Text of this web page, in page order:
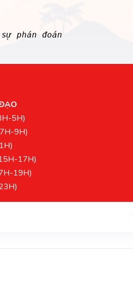
phán đoán
5H)
9H)
17H)
19H)